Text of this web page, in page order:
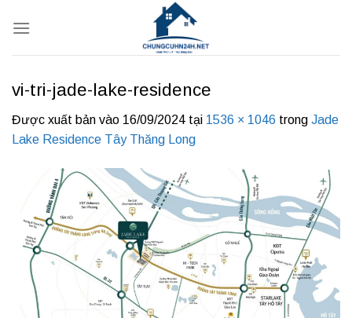
qua
vi-tri-jade-lake-residence
Được xuất bản vào 16/09/2024 tại 1536 × 1046 trong Jade
Lake Residence Tây Thăng Long